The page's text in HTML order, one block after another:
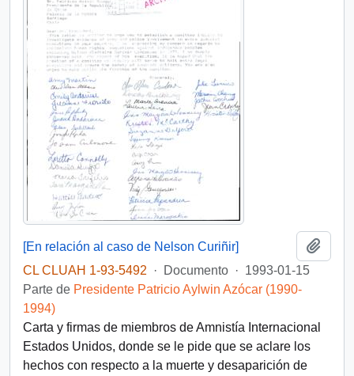
[En relación al caso de Nelson Curiñir]
CL CLUAH 1-93-5492
· Documento · 1993-01-15
Parte de Presidente Patricio Aylwin Azócar (1990-
1994)
Carta y firmas de miembros de Amnistía Internacional
Estados Unidos, donde se le pide que se aclare los
hechos con respecto a la muerte y desaparición de